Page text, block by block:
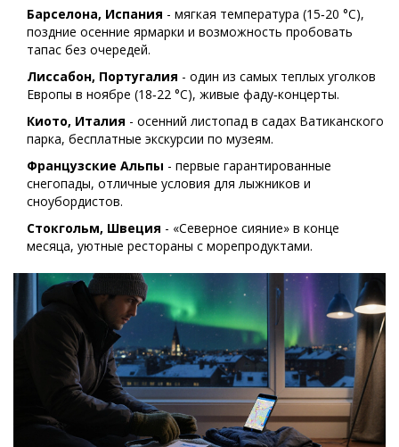
Барселона, Испания - мягкая температура (15‑20 °C),
поздние осенние ярмарки и возможность пробовать
тапас без очередей.
Лиссабон, Португалия - один из самых теплых уголков
Европы в ноябре (18‑22 °C), живые фаду‑концерты.
Киото, Италия - осенний листопад в садах Ватиканского
парка, бесплатные экскурсии по музеям.
Французские Альпы - первые гарантированные
снегопады, отличные условия для лыжников и
сноубордистов.
Стокгольм, Швеция - «Северное сияние» в конце
месяца, уютные рестораны с морепродуктами.